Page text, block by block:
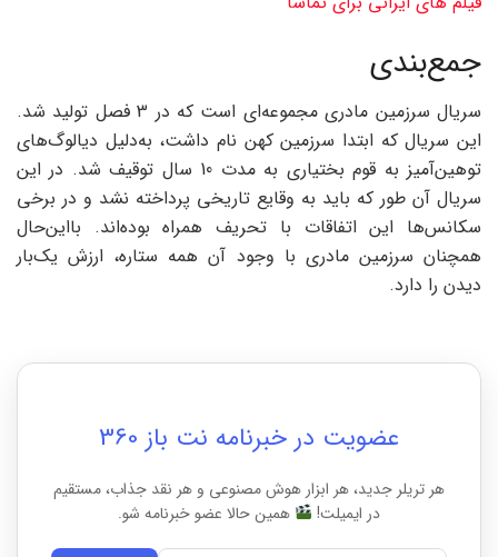
جمع‌بندی
سریال سرزمین مادری مجموعه‌ای است که در 3 فصل تولید شد.
این سریال که ابتدا سرزمین کهن نام داشت، به‌دلیل دیالوگ‌های
توهین‌‌آمیز به قوم بختیاری به مدت 10 سال توقیف شد. در این
سریال آن‌ طور که باید به وقایع تاریخی پرداخته نشد و در برخی
سکانس‌ها این اتفاقات با تحریف همراه بوده‌اند. بااین‌حال
همچنان سرزمین مادری با وجود آن همه ستاره، ارزش یک‌بار
دیدن را دارد.
عضویت در خبرنامه نت باز 360
هر تریلر جدید، هر ابزار هوش مصنوعی و هر نقد جذاب، مستقیم
در ایمیلت!
همین حالا عضو خبرنامه شو.